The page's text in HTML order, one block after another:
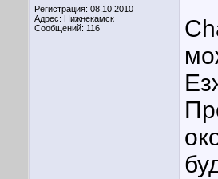
Регистрация: 08.10.2010
Адрес: Нижнекамск
Сообщений: 116